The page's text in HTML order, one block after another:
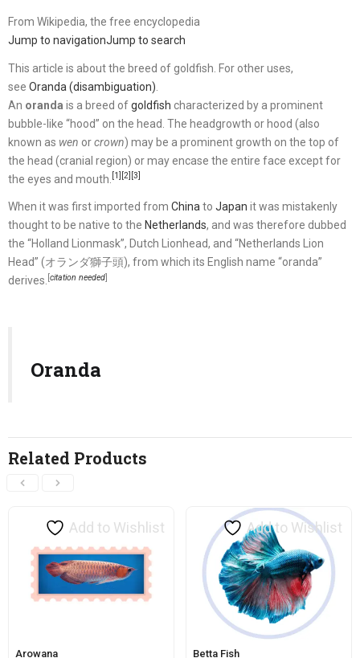
From Wikipedia, the free encyclopedia
Jump to navigationJump to search
This article is about the breed of goldfish. For other uses,
see Oranda (disambiguation)
An oranda is a breed ofgoldfish characterized by a prominent
bubble-like “hood” on the head. The headgrowth or hood (also
known as wen orcrown) may be a prominent growth on the top of
the head (cranial region) or may encase the entire face except for
the eyes and mouth.
[1] [2] [3]
When it was first imported from China to Japan it was mistakenly
thought to be native to the Netherlands, and was therefore dubbed
the “Holland Lionmask”, Dutch Lionhead, and “Netherlands Lion
Head” (オランダ獅子頭), from which its English name “oranda”
derives. [citation needed]
Oranda
Related Products
Add to Wishlist
Arowana
Add to Wishlist
Betta Fish